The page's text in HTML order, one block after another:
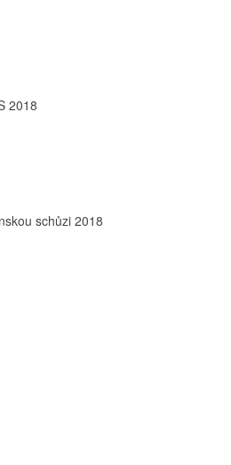
2018
schůzi 2018